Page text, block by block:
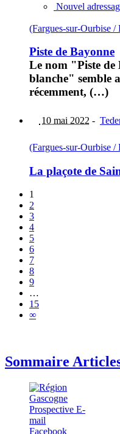
Nouvel
(Fargues-sur-Ourbise /
Piste de Bayonne
Le nom "Piste
blanche" semble
récemment, (…)
10 mai 2022 -
(Fargues-sur-Ourbise /
La plaçote de
1
2
3
4
5
6
7
8
9
…
15
∞
Sommaire